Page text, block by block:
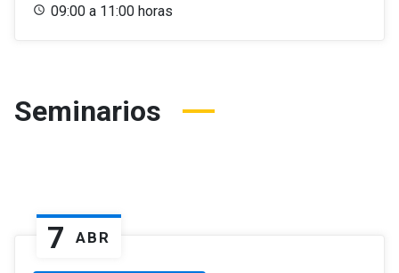
09:00 a 11:00 horas
Seminarios
7 ABR